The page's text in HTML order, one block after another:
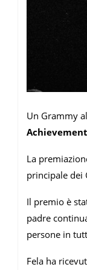
Un Grammy
La
principale dei
Il premio è
padre
persone in
Fela ha